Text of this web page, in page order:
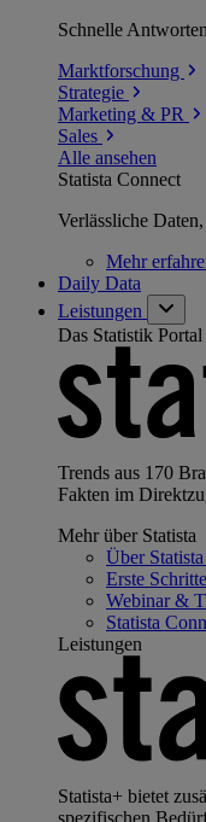
Schnelle
Marktforschung
Strategie
Marketing & PR
Sales
Alle ansehen
Statista Connect
Verlässliche
Mehr
Daily Data
Leistungen
Das Statistik Portal
Trends aus 170
Fakten im
Mehr über Statista
Über Statista
Erste
Webinar &
Statista
Leistungen
Statista+ bietet
spezifischen